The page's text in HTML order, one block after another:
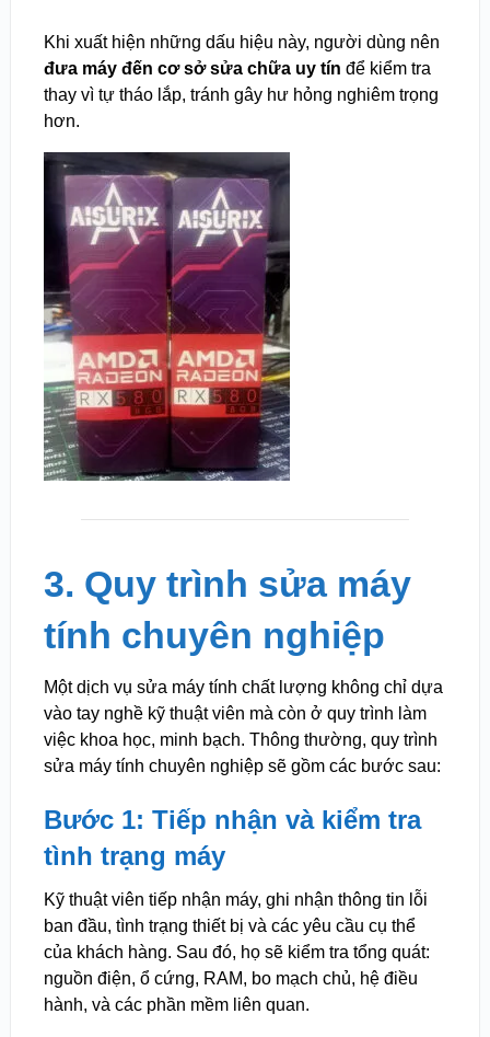
Khi xuất hiện những dấu hiệu này, người dùng nên
đưa máy đến cơ sở sửa chữa uy tín để kiểm tra
thay vì tự tháo lắp, tránh gây hư hỏng nghiêm trọng
hơn.
3. Quy trình sửa máy
tính chuyên nghiệp
Một dịch vụ sửa máy tính chất lượng không chỉ dựa
vào tay nghề kỹ thuật viên mà còn ở quy trình làm
việc khoa học, minh bạch. Thông thường, quy trình
sửa máy tính chuyên nghiệp sẽ gồm các bước sau:
Bước 1: Tiếp nhận và kiểm tra
tình trạng máy
Kỹ thuật viên tiếp nhận máy, ghi nhận thông tin lỗi
ban đầu, tình trạng thiết bị và các yêu cầu cụ thể
của khách hàng. Sau đó, họ sẽ kiểm tra tổng quát:
nguồn điện, ổ cứng, RAM, bo mạch chủ, hệ điều
hành, và các phần mềm liên quan.